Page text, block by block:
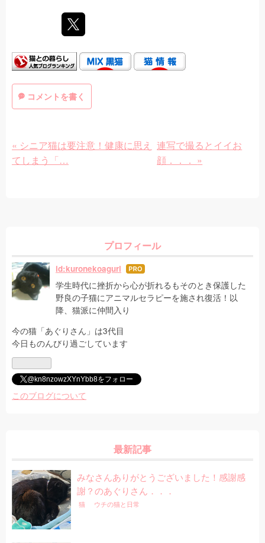
コメントを書く
« シニア猫は要注意！健康に思え
てしまう「…
連写で撮るとイイお
顔．．． »
プロフィール
id:kuronekoaguri はて
なブ
ログ
Pro
学生時代に挫折から心が折れるもそのとき保護した
野良の子猫にアニマルセラピーを施され復活！以
降、猫派に仲間入り
今の猫「あぐりさん」は3代目
今日ものんびり過ごしています
@kn8nzowzXYnYbb8をフォロー
このブログについて
最新記事
みなさんありがとうございました！感謝感
謝？のあぐりさん．．．
猫 ウチの猫と日常